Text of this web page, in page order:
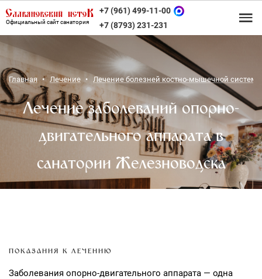
Официальный сайт санатория
+7 (961) 499-11-00
+7 (8793) 231-231
Главная Лечение Лечение болезней костно-мышечной системы
Лечение заболеваний опорно-
двигательного аппарата в
санатории Железноводска
ПОКАЗАНИЯ К ЛЕЧЕНИЮ
Заболевания опорно-двигательного аппарата — одна